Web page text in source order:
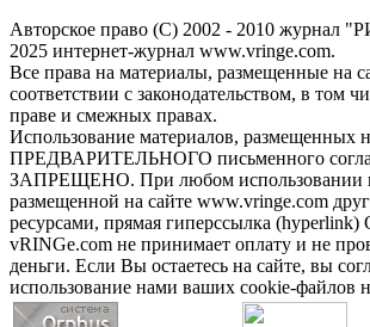
Авторское право (С) 2002 - 2010 журнал
2025 интернет-журнал www.vringe.com.
Все права на материалы, размещенные на
соответствии с законодательством, в том
праве и смежных правах.
Использование материалов, размещенных
ПРЕДВАРИТЕЛЬНОГО письменного
ЗАПРЕЩЕНО. При любом использовании
размещенной на сайте www.vringe.com
ресурсами, прямая гиперссылка
vRINGe.com не принимает оплату и не
деньги. Если Вы остаетесь на сайте, вы
использование нами ваших cookie-файлов